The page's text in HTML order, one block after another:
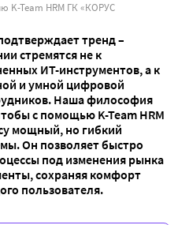
K-Team HRM ГК «КОРУС
тренд –
стремятся не к
ИТ-инструментов, а к
и умной цифровой
Наша философия
с помощью K-Team HRM
мощный, но гибкий
Он позволяет быстро
под изменения рынка
сохраняя комфорт
пользователя.